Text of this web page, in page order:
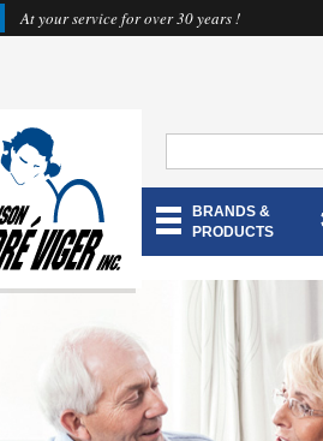
At your service for over 30 years !
BRANDS &
PRODUCTS